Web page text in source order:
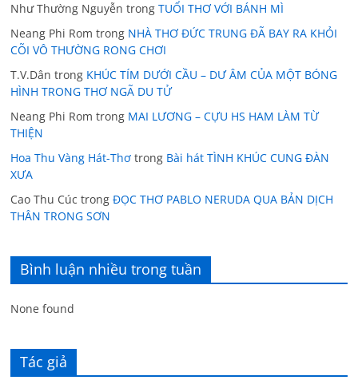
Như Thường Nguyễn trongTUỔI THƠ VỚI BÁNH MÌ
Neang Phi Rom trong NHÀ THƠ ĐỨC TRUNG ĐÃ BAY RA KHỎI
CÕI VÔ THƯỜNG RONG CHƠI
T.V.Dân trong KHÚC TÍM DƯỚI CẦU – DƯ ÂM CỦA MỘT BÓNG
HÌNH TRONG THƠ NGÃ DU TỬ
Neang Phi Rom trong MAI LƯƠNG – CỰU HS HAM LÀM TỪ
THIỆN
Hoa Thu Vàng Hát-Thơ trong Bài hát TÌNH KHÚC CUNG ĐÀN
XƯA
Cao Thu Cúc trongĐỌC THƠ PABLO NERUDA QUA BẢN DỊCH
THÂN TRONG SƠN
Bình luận nhiều trong tuần
None found
Tác giả